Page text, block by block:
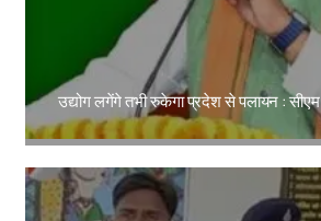
उद्योग लगेंगे तभी रुकेगा प्रदेश से पलायन : सीएम
Amit Lekh